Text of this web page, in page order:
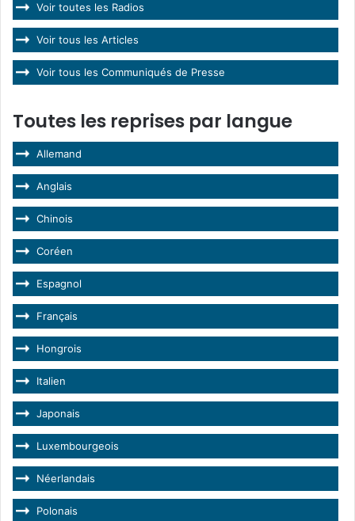
Voir toutes les Radios
Voir tous les Articles
Voir tous les Communiqués de Presse
Toutes les reprises par langue
Allemand
Anglais
Chinois
Coréen
Espagnol
Français
Hongrois
Italien
Japonais
Luxembourgeois
Néerlandais
Polonais